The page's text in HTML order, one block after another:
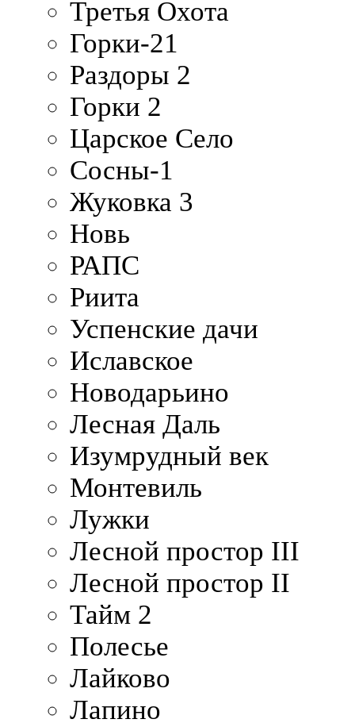
Третья Охота
Горки-21
Раздоры 2
Горки 2
Царское Село
Сосны-1
Жуковка 3
Новь
РАПС
Риита
Успенские дачи
Иславское
Новодарьино
Лесная Даль
Изумрудный век
Монтевиль
Лужки
Лесной простор III
Лесной простор II
Тайм 2
Полесье
Лайково
Лапино